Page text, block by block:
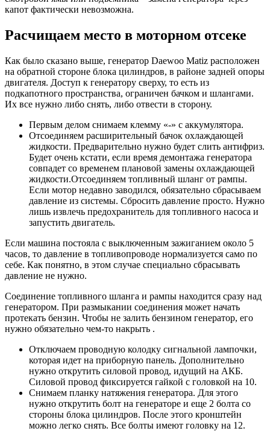
капот фактически невозможна.
Расчищаем место в моторном отсеке
Как было сказано выше, генератор Daewoo Matiz расположен
на обратной стороне блока цилиндров, в районе задней опоры
двигателя. Доступ к генератору сверху, то есть из
подкапотного пространства, ограничен бачком и шлангами.
Их все нужно либо снять, либо отвести в сторону.
Первым делом снимаем клемму «-» с аккумулятора.
Отсоединяем расширительный бачок охлаждающей
жидкости. Предварительно нужно будет слить антифриз.
Будет очень кстати, если время демонтажа генератора
совпадет со временем плановой замены охлаждающей
жидкости.Отсоединяем топливный шланг от рампы.
Если мотор недавно заводился, обязательно сбрасываем
давление из системы. Сбросить давление просто. Нужно
лишь извлечь предохранитель для топливного насоса и
запустить двигатель.
Если машина постояла с выключенным зажиганием около 5
часов, то давление в топливопроводе нормализуется само по
себе. Как понятно, в этом случае специально сбрасывать
давление не нужно.
Соединение топливного шланга и рампы находится сразу над
генератором. При размыкании соединения может начать
протекать бензин. Чтобы не залить бензином генератор, его
нужно обязательно чем-то накрыть .
Отключаем проводную колодку сигнальной лампочки,
которая идет на приборную панель. Дополнительно
нужно открутить силовой провод, идущий на АКБ.
Силовой провод фиксируется гайкой с головкой на 10.
Снимаем планку натяжения генератора. Для этого
нужно открутить болт на генераторе и еще 2 болта со
стороны блока цилиндров. После этого кронштейн
можно легко снять. Все болты имеют головку на 12.